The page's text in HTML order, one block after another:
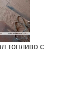
топливо с